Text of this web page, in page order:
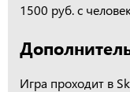
1500 руб. с
Игра проходит в